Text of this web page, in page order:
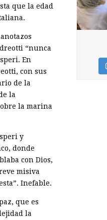
que la edad
“nunca
En
con sus
de la
la
la marina
y
donde
con Dios,
misiva
Inefable.
que es
la